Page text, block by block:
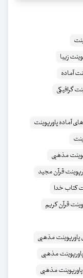
زیبا
آماده
گرافیکی
آماده پاورپوینت
مذهبی
قرآن مجید
کتاب خدا
قرآن کریم
پاورپوینت مذهبی
مذهبی
پاورپوینت مذهبی